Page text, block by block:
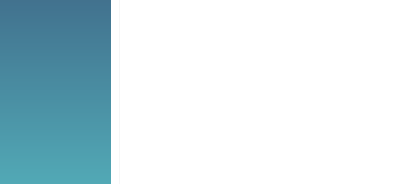
Van incidenten op de A16 en de